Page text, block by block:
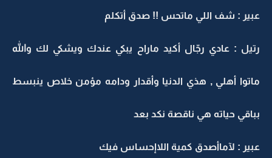
عبير : شف اللي ماتحس !! صدق أتكلم
رتيل : عادي رجّال أكيد ماراح يبكي عندك ويشكي لك والله
ماتوا أهلي , هذي الدنيا وأقدار ودامه مؤمن خلاص ينبسط
بباقي حياته هي ناقصة نكد بعد
عبير : لآماأصدق كمية اللاإحساس فيك